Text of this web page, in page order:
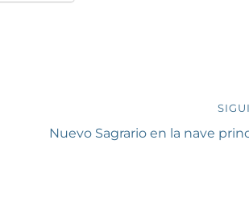
SiguienteNuevo Sagrario en la nave